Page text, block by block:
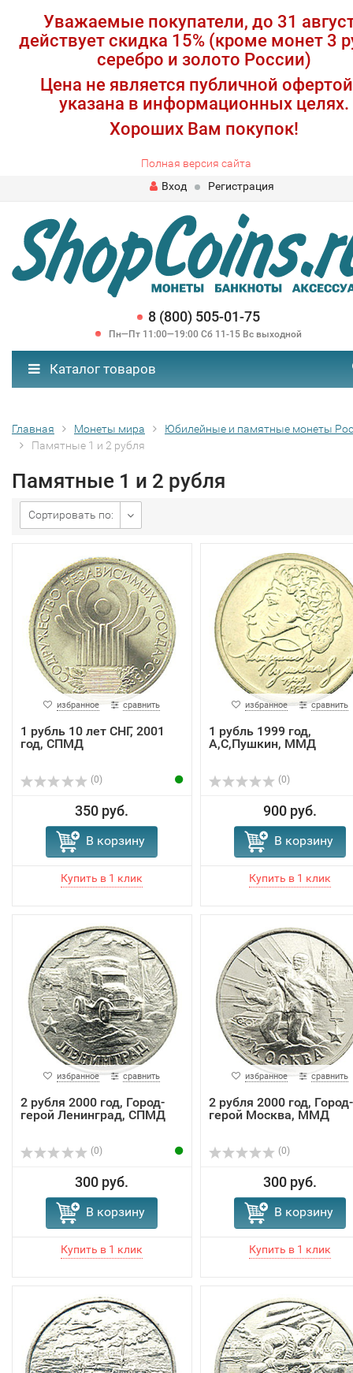
Уважаемые покупатели, до 31
действует скидка 15% (кроме монет 3
серебро и золото России)
Цена не является публичной
указана в информационных целях.
Хороших Вам покупок!
Полная версия сайта
Вход
Регистрация
8 (800) 505-01-75
Пн—Пт 11:00—19:00 Сб 11-15 Вс выходной
Каталог товаров
Главная Монеты мира
Юбилейные и памятные монеты
Памятные 1 и 2 рубля
Памятные 1 и 2 рубля
Сортировать по:
избранное сравнить
1 рубль 10 лет СНГ, 2001
год, СПМД
(0)
350 руб.
В корзину
избранное сравнить
1 рубль 1999 год,
А,С,Пушкин, ММД
(0)
900 руб.
В корзину
избранное сравнить
2 рубля 2000 год, Город-
герой Ленинград, СПМД
(0)
300 руб.
В корзину
избранное сравнить
2 рубля 2000 год, Город-
герой Москва, ММД
(0)
300 руб.
В корзину